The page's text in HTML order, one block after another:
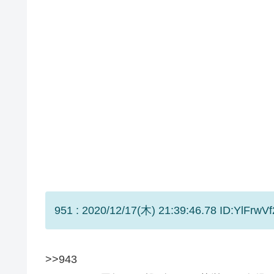
951 : 2020/12/17(木) 21:39:46.78
>>943